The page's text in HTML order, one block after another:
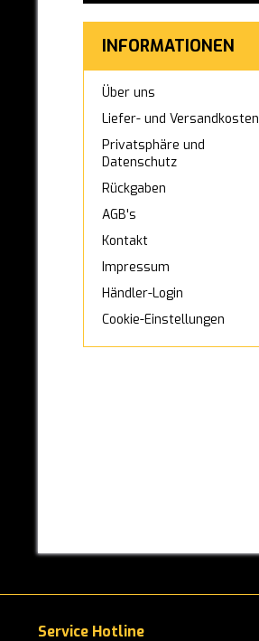
IVECO
JAGUAR
LEXUS
MAN
MAZDA
INFORMATIONEN
Über uns
Liefer- und Versandkosten
Privatsphäre und
Datenschutz
Rückgaben
AGB's
Kontakt
Impressum
Händler-Login
Cookie-Einstellungen
Service Hotline